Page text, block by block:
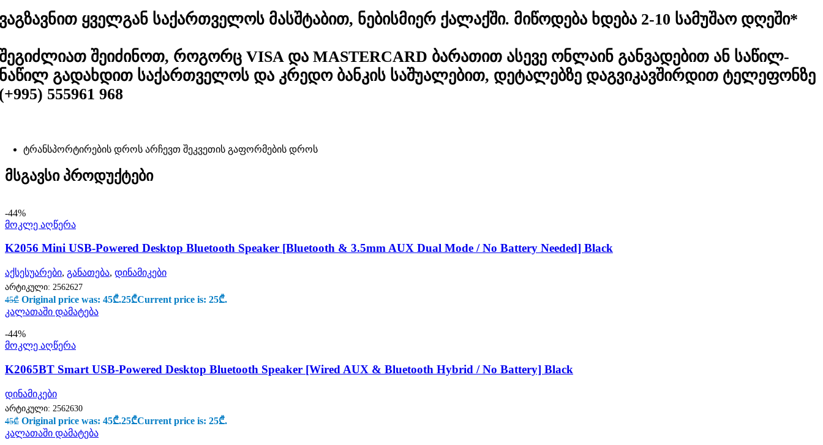
ყველგან საქართველოს მასშტაბით, ნებისმიერ ქალაქში. მიწოდება ხდება 2-10 სამუშაო დღეში*
შეიძინოთ, როგორც VISA და MASTERCARD ბარათით ასევე ონლაინ განვადებით ან საწილ-
გადახდით საქართველოს და კრედო ბანკის საშუალებით, დეტალებზე დაგვიკავშირდით ტელეფონზე
555961 968
ტრანსპორტირების დროს არჩევთ შეკვეთის გაფორმების დროს
მსგავსი პროდუქტები
-44%
მოკლე აღწერა
K2056 Mini USB-Powered Desktop Bluetooth Speaker [Bluetooth & 3.5mm AUX Dual Mode / No Battery Needed] Black
აქსესუარები, განათება, დინამიკები
არტიკული: 2562627
45₾ Original price was: 45₾.25₾Current price is: 25₾.
კალათაში დამატება
-44%
მოკლე აღწერა
K2065BT Smart USB-Powered Desktop Bluetooth Speaker [Wired AUX & Bluetooth Hybrid / No Battery] Black
დინამიკები
არტიკული: 2562630
45₾ Original price was: 45₾.25₾Current price is: 25₾.
კალათაში დამატება